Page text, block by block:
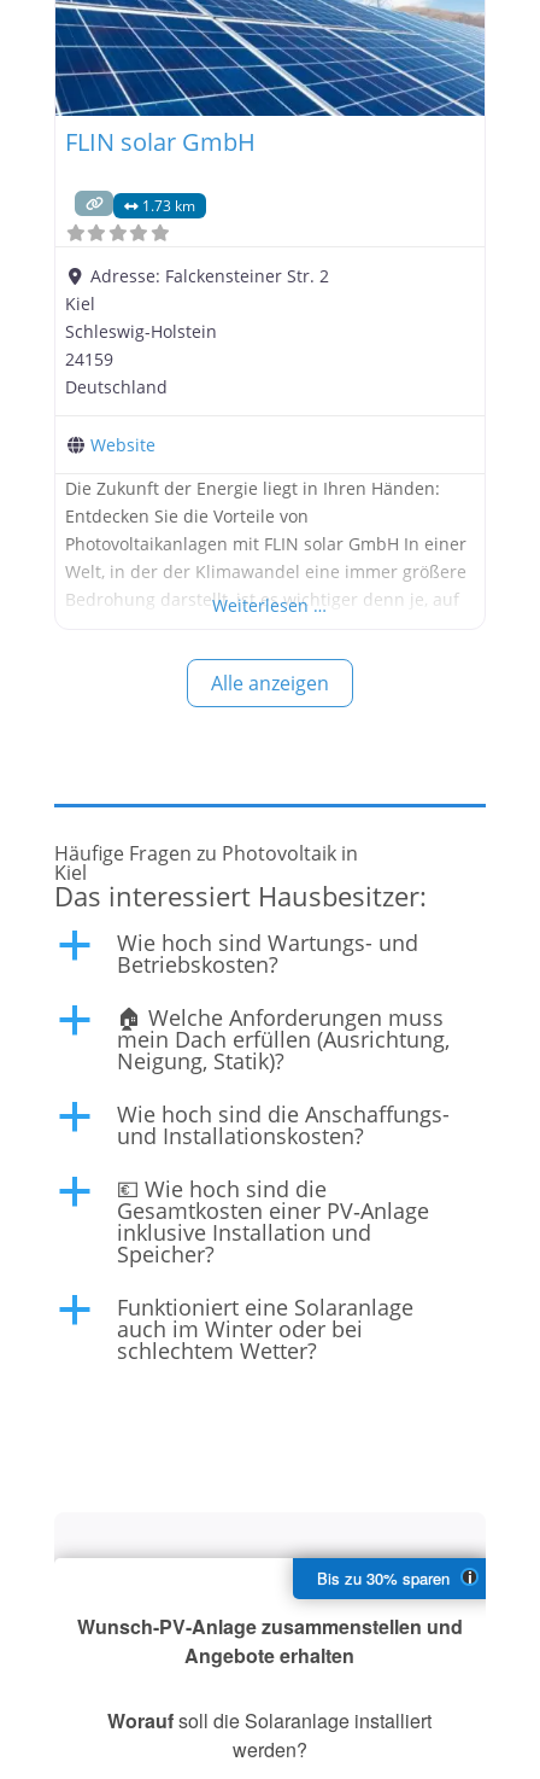
FLIN solar GmbH
1.73 km
Adresse: Falckensteiner Str. 2
Kiel
Schleswig-Holstein
24159
Deutschland
Website
Die Zukunft der Energie liegt in Ihren Händen:
Entdecken Sie die Vorteile von
Photovoltaikanlagen mit FLIN solar GmbH In einer
Welt, in der der Klimawandel eine immer größere
Bedrohung darstellt, ist es wichtiger denn je, auf
Energielösungen zu setzen. Eine Möglichkeit,
einen positiven Beitrag zum Umweltschutz zu
leisten und gleichzeitig langfristig Kosten zu
Weiterlesen …
Alle anzeigen
Häufige Fragen zu Photovoltaik in
Kiel
Das interessiert Hausbesitzer:
a Wie hoch sind Wartungs- und
Betriebskosten?
a 🏠 Welche Anforderungen muss
mein Dach erfüllen (Ausrichtung,
Neigung, Statik)?
a Wie hoch sind die Anschaffungs-
und Installationskosten?
a 💶 Wie hoch sind die
Gesamtkosten einer PV‑Anlage
inklusive Installation und
Speicher?
a Funktioniert eine Solaranlage
auch im Winter oder bei
schlechtem Wetter?
Wunsch-PV-Anlage zusammenstellen und
Angebote erhalten
Woraufsoll die Solaranlage installiert
werden?